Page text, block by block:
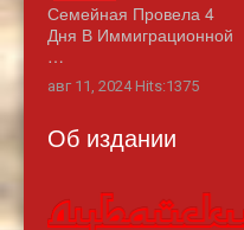
Семейная Провела 4
Дня В Иммиграционной
…
авг 11, 2024 Hits:1375
Об издании